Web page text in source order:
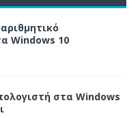
Windows 10
στα Windows